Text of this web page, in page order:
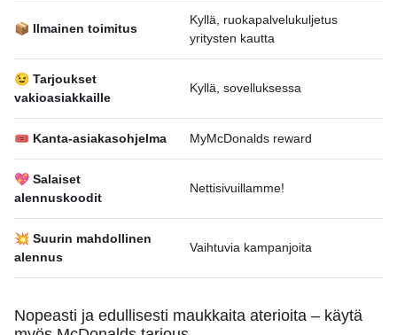
📦 Ilmainen toimitus
Kyllä, ruokapalvelukuljetus
yritysten kautta
😉 Tarjoukset
vakioasiakkaille
Kyllä, sovelluksessa
🎟 Kanta-asiakasohjelma MyMcDonalds reward
💖 Salaiset
alennuskoodit
Nettisivuillamme!
💥 Suurin mahdollinen
alennus
Vaihtuvia kampanjoita
Nopeasti ja edullisesti maukkaita aterioita – käytä